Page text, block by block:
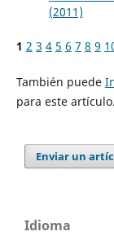
(2011)
1 2 3 4 5 6 7 8 9
También puede
para este artículo.
Enviar un
Idioma